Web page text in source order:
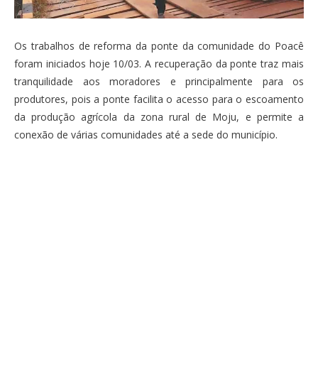
Os trabalhos de reforma da ponte da comunidade do Poacê
foram iniciados hoje 10/03. A recuperação da ponte traz mais
tranquilidade aos moradores e principalmente para os
produtores, pois a ponte facilita o acesso para o escoamento
da produção agrícola da zona rural de Moju, e permite a
conexão de várias comunidades até a sede do município.